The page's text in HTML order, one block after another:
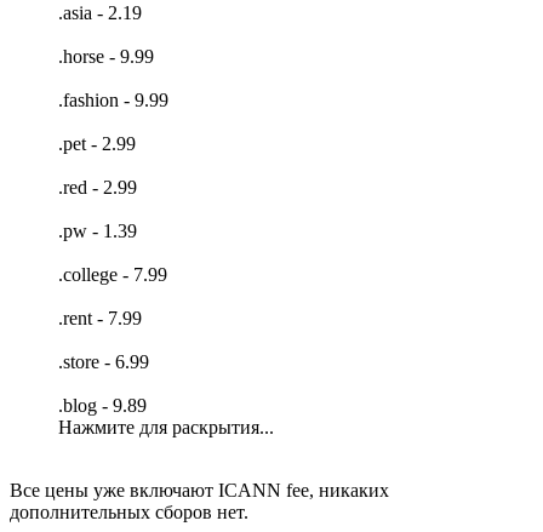
.asia - 2.19
.horse - 9.99
.fashion - 9.99
.pet - 2.99
.red - 2.99
.pw - 1.39
.college - 7.99
.rent - 7.99
.store - 6.99
.blog - 9.89
Нажмите для раскрытия...
Все цены уже включают ICANN fee, никаких
дополнительных сборов нет.